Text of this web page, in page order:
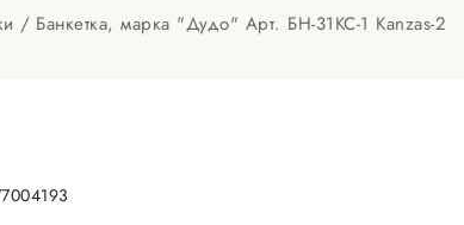
Банкетка, марка "Дудо" Арт. БН-31КС-1 Kanzas-2